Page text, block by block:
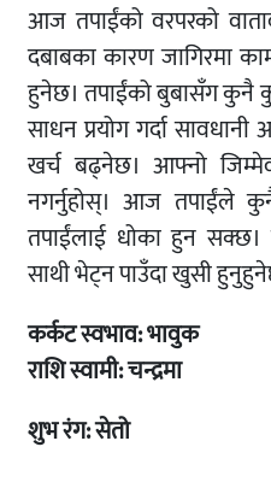
आज तपाईंको वरपरको
दबाबका कारण जागिरमा
हुनेछ। तपाईंको बुबासँग कुनै
साधन प्रयोग गर्दा
खर्च बढ्नेछ। आफ्नो
नगर्नुहोस्। आज तपाईंले
तपाईंलाई धोका हुन सक्छ।
साथी भेट्न पाउँदा खुसी
कर्कटस्वभाव: भावुक
राशि स्वामी: चन्द्रमा
शुभ रंग: सेतो